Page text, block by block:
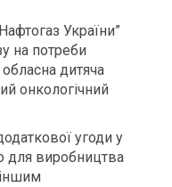
України”
на потреби
дитяча
онкологічний
угоди у
для виробництва